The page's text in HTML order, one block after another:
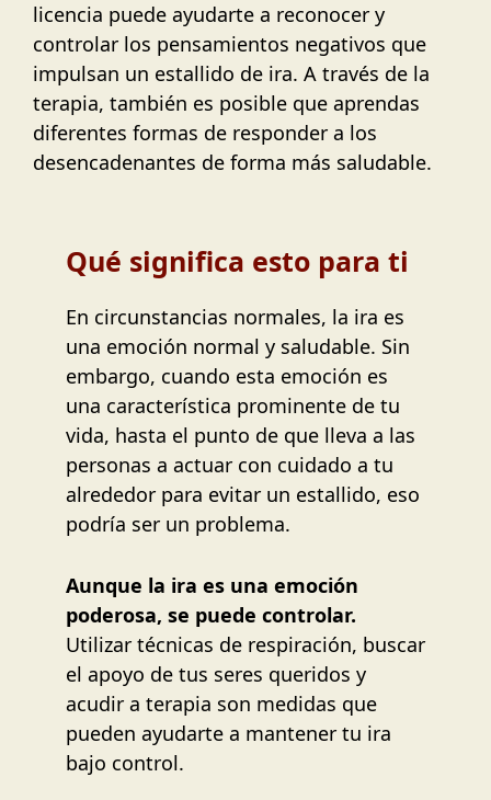
licencia puede ayudarte a reconocer y
controlar los pensamientos negativos que
impulsan un estallido de ira. A través de la
terapia, también es posible que aprendas
diferentes formas de responder a los
desencadenantes de forma más saludable.
Qué significa esto para ti
En circunstancias normales, la ira es
una emoción normal y saludable. Sin
embargo, cuando esta emoción es
una característica prominente de tu
vida, hasta el punto de que lleva a las
personas a actuar con cuidado a tu
alrededor para evitar un estallido, eso
podría ser un problema.
Aunque la ira es una emoción
poderosa, se puede controlar.
Utilizar técnicas de respiración, buscar
el apoyo de tus seres queridos y
acudir a terapia son medidas que
pueden ayudarte a mantener tu ira
bajo control.